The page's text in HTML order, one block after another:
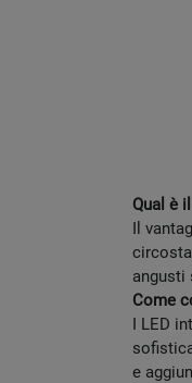
Qual è
Il
angusti
Come
I LED
e